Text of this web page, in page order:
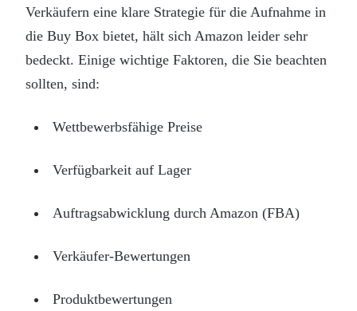
Verkäufern eine klare Strategie für die Aufnahme in
die Buy Box bietet, hält sich Amazon leider sehr
bedeckt. Einige wichtige Faktoren, die Sie beachten
sollten, sind:
Wettbewerbsfähige Preise
Verfügbarkeit auf Lager
Auftragsabwicklung durch Amazon (FBA)
Verkäufer-Bewertungen
Produktbewertungen